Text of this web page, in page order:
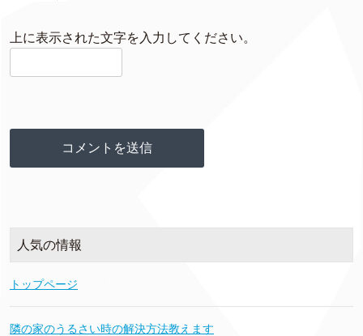
上に表示された文字を入力してください。
人気の情報
トップページ
隣の家のうるさい時の解決方法教えます